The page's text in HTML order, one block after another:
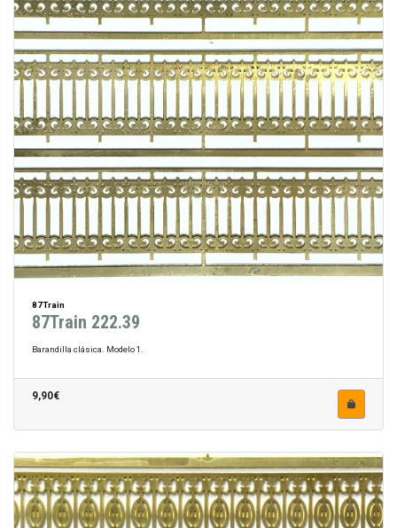
87Train
87Train 222.39
Barandilla clásica. Modelo 1.
9,90€